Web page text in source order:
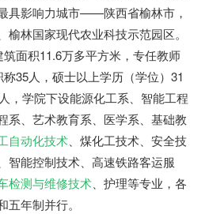
具影响力城市——陕西省榆林市，
林国家现代农业科技示范园区。
面积11.6万多平方米，专任教师
35人，硕士以上学历（学位）31
，学院下设能源化工系、智能工程
系、艺术教育系、医学系、基础教
自动化技术 、煤化工技术、安全技
智能控制技术、高速铁路客运服
检测与维修技术 、护理等专业，各
五年制并行。